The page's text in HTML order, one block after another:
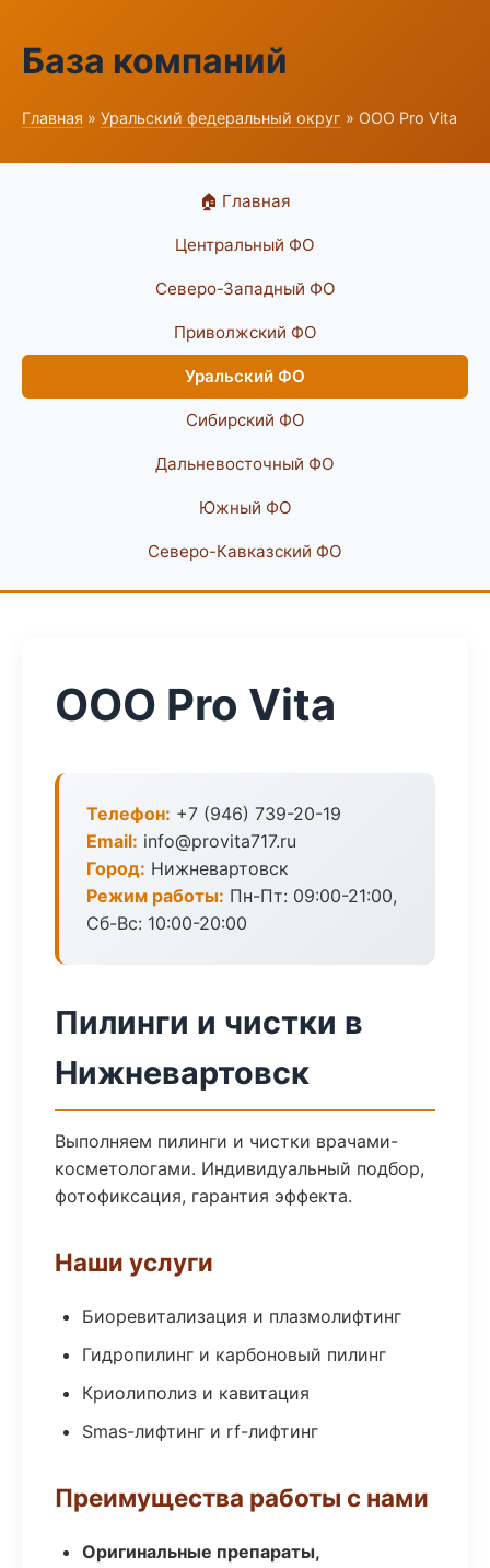
База компаний
Главная » Уральский федеральный округ » ООО Pro Vita
🏠 Главная
Центральный ФО
Северо-Западный ФО
Приволжский ФО
Уральский ФО
Сибирский ФО
Дальневосточный ФО
Южный ФО
Северо-Кавказский ФО
ООО Pro Vita
Телефон: +7 (946) 739-20-19
Email: info@provita717.ru
Город: Нижневартовск
Режим работы: Пн-Пт: 09:00-21:00,
Сб-Вс: 10:00-20:00
Пилинги и чистки в
Нижневартовск
Выполняем пилинги и чистки врачами-
косметологами. Индивидуальный подбор,
фотофиксация, гарантия эффекта.
Наши услуги
Биоревитализация и плазмолифтинг
Гидропилинг и карбоновый пилинг
Криолиполиз и кавитация
Smas-лифтинг и rf-лифтинг
Преимущества работы с нами
Оригинальные препараты,